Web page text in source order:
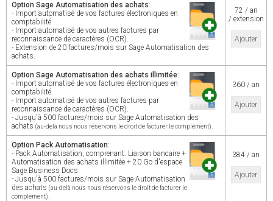
Option Sage Automatisation des achats:
- Import automatisé de vos factures électroniques en
comptabilité.
- Import automatisé de vos autres factures par
reconnaissance de caractères (OCR).
- Extension de 20 factures/mois sur Sage Automatisation des
achats.
72 / an
/ extension
Ajouter
Option Sage Automatisation des achats illimitée:
- Import automatisé de vos factures électroniques en
comptabilité.
- Import automatisé de vos autres factures par
reconnaissance de caractères (OCR).
- Jusqu'à 500 factures/mois sur Sage Automatisation des
achats (au-delà nous nous réservons le droit de facturer le complément).
360 / an
Ajouter
Option Pack Automatisation:
- Pack Automatisation, comprenant: Liaison bancaire +
Automatisation des achats illimitée + 20 Go d'espace
Sage Business Docs.
- Jusqu'à 500 factures/mois sur Sage Automatisation
des achats (au-delà nous nous réservons le droit de facturer le
complément).
384 / an
Ajouter